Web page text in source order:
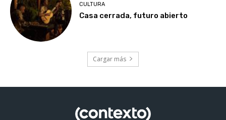
CULTURA
Casa cerrada, futuro abierto
Cargar más